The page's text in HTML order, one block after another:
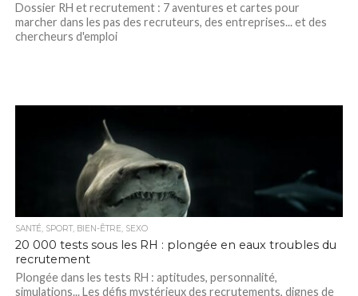
Dossier RH et recrutement : 7 aventures et cartes pour
marcher dans les pas des recruteurs, des entreprises... et des
chercheurs d'emploi
SANTÉ, SPORT, BIEN-ÊTRE, SEXO
20 000 tests sous les RH : plongée en eaux troubles du
recrutement
Plongée dans les tests RH : aptitudes, personnalité,
simulations... Les défis mystérieux des recrutements, dignes de